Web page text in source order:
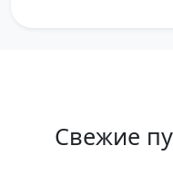
Свежие